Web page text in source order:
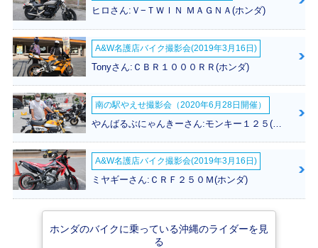
110・マイナーチェ
ンジ
110「天気の子」ve
r.・特別・限定仕様
110・マイナーチェ
2019年 Super Cub
110 Street・特別・
限定仕様
2019年 Super Cub
ーサリー・特別・限
定仕様
2018年 Super Cub
ェンジ
ヒロさん:Ｖ−ＴＷＩＮ ＭＡＧＮＡ(ホンダ)
A&W名護店バイク撮影会(2019年3月16日)
Tonyさん:ＣＢＲ１０００ＲＲ(ホンダ)
南の駅やえせ撮影会（2020年6月28日開催）
A&W名護店バイク撮影会(2019年3月16日)
ミヤギーさん:ＣＲＦ２５０Ｍ(ホンダ)
ホンダのバイクに乗っている沖縄のライダーを見
る